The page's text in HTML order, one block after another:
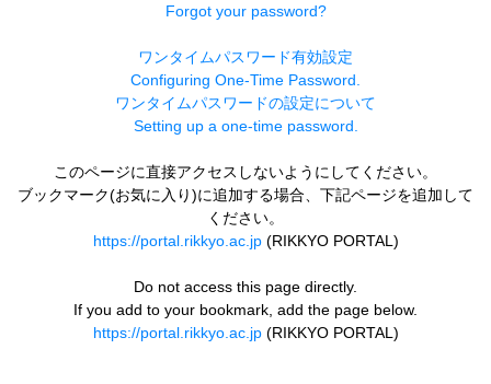
Forgot your password?
ワンタイムパスワード有効設定
Configuring One-Time Password.
ワンタイムパスワードの設定について
Setting up a one-time password.
このページに直接アクセスしないようにしてください。
ブックマーク(お気に入り)に追加する場合、下記ページを追加して
ください。
https://portal.rikkyo.ac.jp(RIKKYO PORTAL)
Do not access this page directly.
If you add to your bookmark, add the page below.
https://portal.rikkyo.ac.jp(RIKKYO PORTAL)